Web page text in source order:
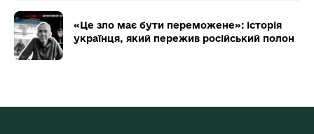
«Це зло має бути переможене»: історія
українця, який пережив російський полон